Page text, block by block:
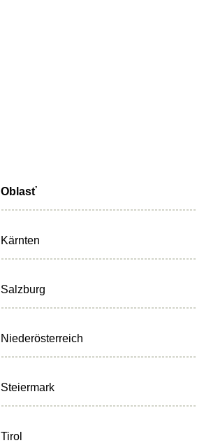
Oblasť
Kärnten
Salzburg
Niederösterreich
Steiermark
Tirol